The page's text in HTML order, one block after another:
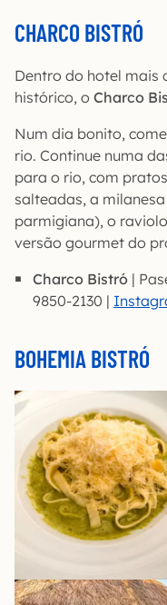
CHARCO BISTRÓ
Dentro do hotel mais
histórico, o Charco
Num dia bonito,
rio. Continue numa
para o rio, com
salteadas, a
parmigiana), o
versão gourmet do
Charco Bistró |
9850-2130 |
BOHEMIA BISTRÓ